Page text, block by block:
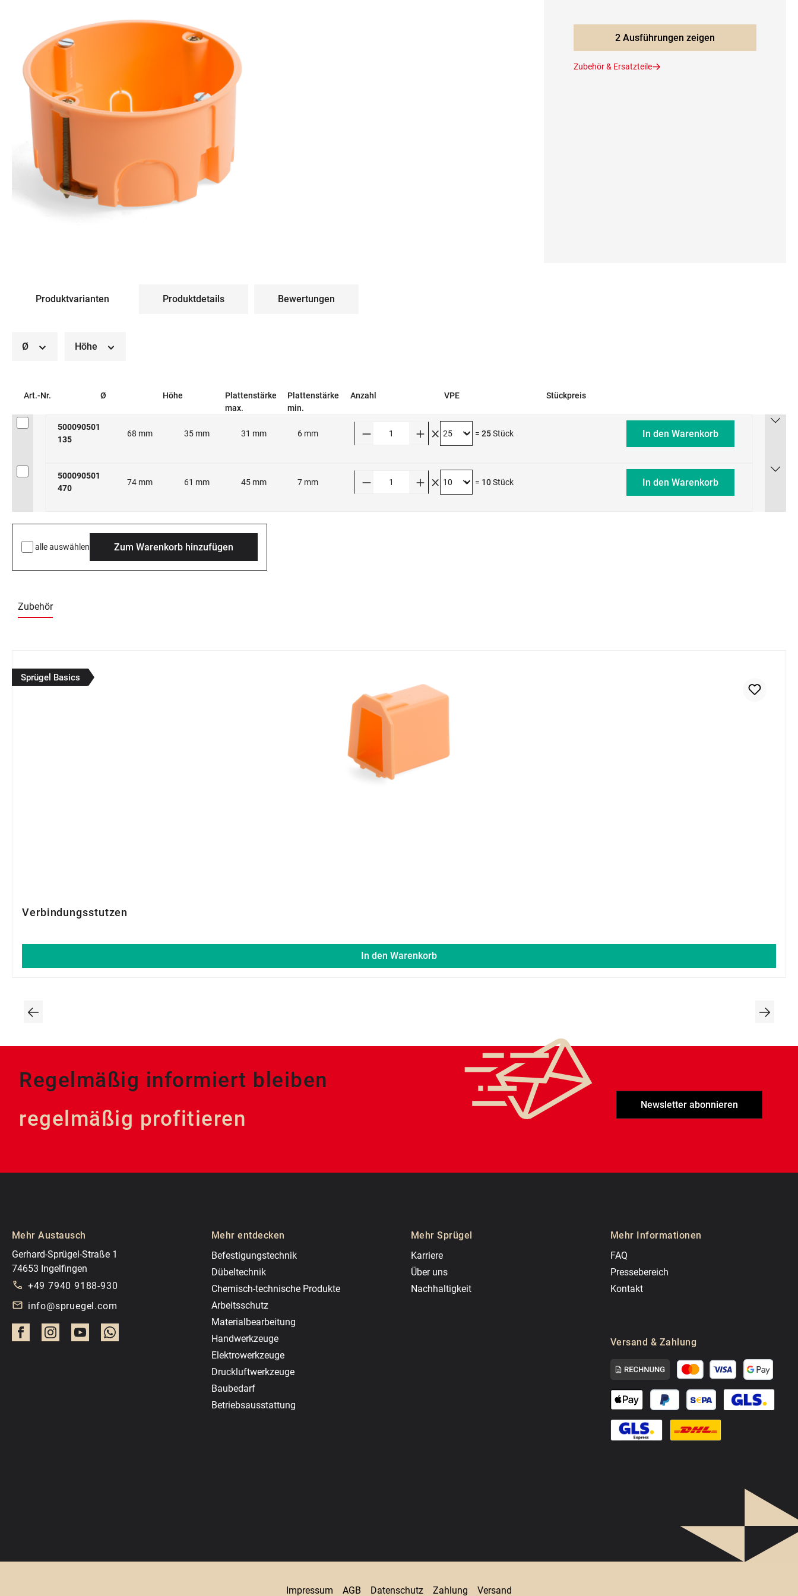
2 Ausführungen zeigen
Zubehör & Ersatzteile
Produktvarianten Produktdetails Bewertungen
Ø Höhe
Art.-Nr. Ø Höhe
Plattenstärke
max.
Plattenstärke
min.
Anzahl VPE Stückpreis
500090501
135
68 mm 35 mm 31 mm 6 mm = 25Stück In den Warenkorb
500090501
470
74 mm 61 mm 45 mm 7 mm = 10Stück In den Warenkorb
alle auswählen Zum Warenkorb hinzufügen
Zubehör
Sprügel Basics
Verbindungsstutzen
In den Warenkorb
Regelmäßig informiert bleiben
regelmäßig profitieren
Newsletter abonnieren
Mehr Austausch
Gerhard-Sprügel-Straße 1
74653 Ingelfingen
+49 7940 9188-930
info@spruegel.com
Mehr entdecken
Befestigungstechnik
Dübeltechnik
Chemisch-technische Produkte
Arbeitsschutz
Materialbearbeitung
Handwerkzeuge
Elektrowerkzeuge
Druckluftwerkzeuge
Baubedarf
Betriebsausstattung
Mehr Sprügel
Karriere
Über uns
Nachhaltigkeit
Mehr Informationen
FAQ
Pressebereich
Kontakt
Versand & Zahlung
Impressum AGB Datenschutz Zahlung Versand